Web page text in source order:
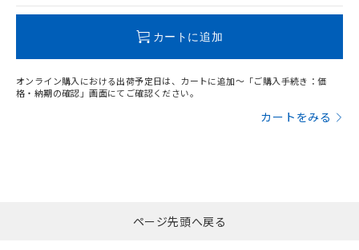
カートに追加
オンライン購入における出荷予定日は、カートに追加～「ご購入手続き：価
格・納期の確認」画面にてご確認ください。
カートをみる
ページ先頭へ戻る